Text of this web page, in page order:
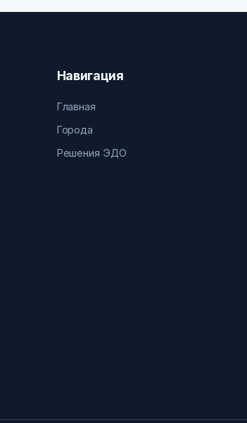
Навигация
Главная
Города
Решения ЭДО